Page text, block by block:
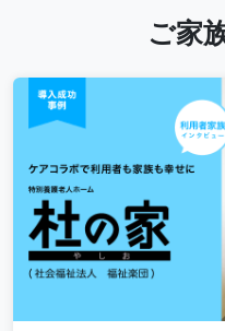
ご家